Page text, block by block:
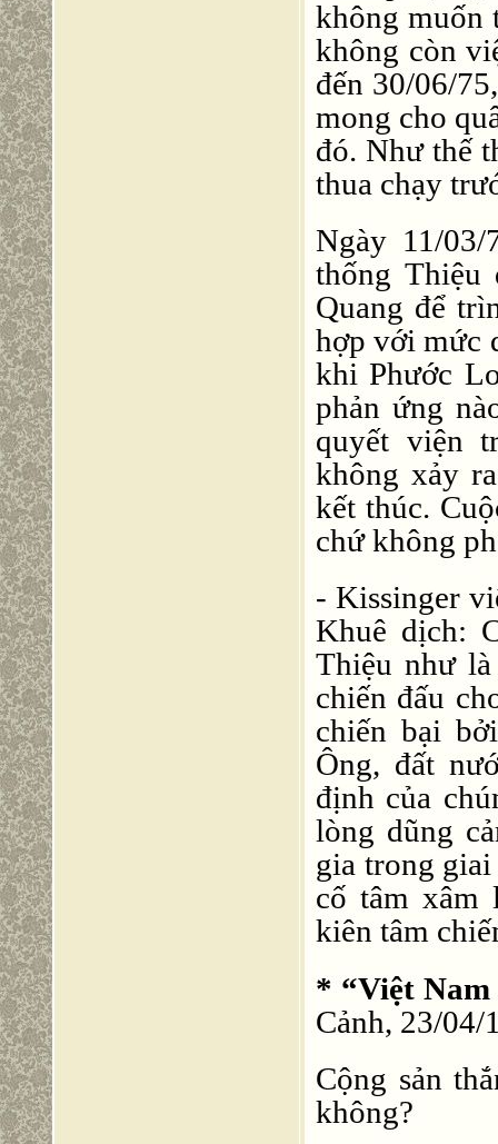
không muốn
không còn
đến 30/06/
mong cho
đó. Như thế
thua chạy
Ngày 11/
thống Thiệu
Quang để
hợp với mức
khi Phước
phản ứng
quyết viện
không xảy
kết thúc.
chứ không
- Kissinger
Khuê dịch:
Thiệu như
chiến đấu
chiến bại
Ông, đất
định của
lòng dũng
gia trong
cố tâm xâm
kiên tâm
* “Việt Nam
Cảnh, 23/04/
Cộng sản
không?